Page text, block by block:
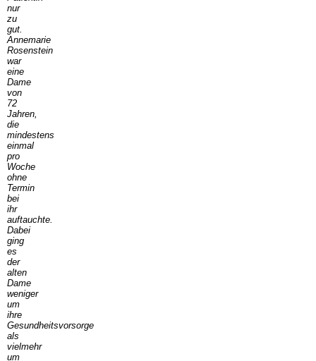
nur
zu
gut.
Annemarie
Rosenstein
war
eine
Dame
von
72
Jahren,
die
mindestens
einmal
pro
Woche
ohne
Termin
bei
ihr
auftauchte.
Dabei
ging
es
der
alten
Dame
weniger
um
ihre
Gesundheitsvorsorge
als
vielmehr
um